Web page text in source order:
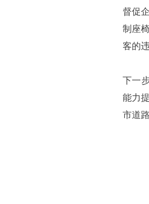
督促
制座
客的
下一
能力
市道